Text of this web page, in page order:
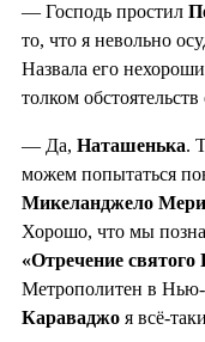
— Господь простил
то, что я невольно
Назвала его
толком
— Да, Наташенька.
можем попытаться
Микеланджело
Хорошо, что мы
«Отречение святого
Метрополитен в
Караваджо я всё-